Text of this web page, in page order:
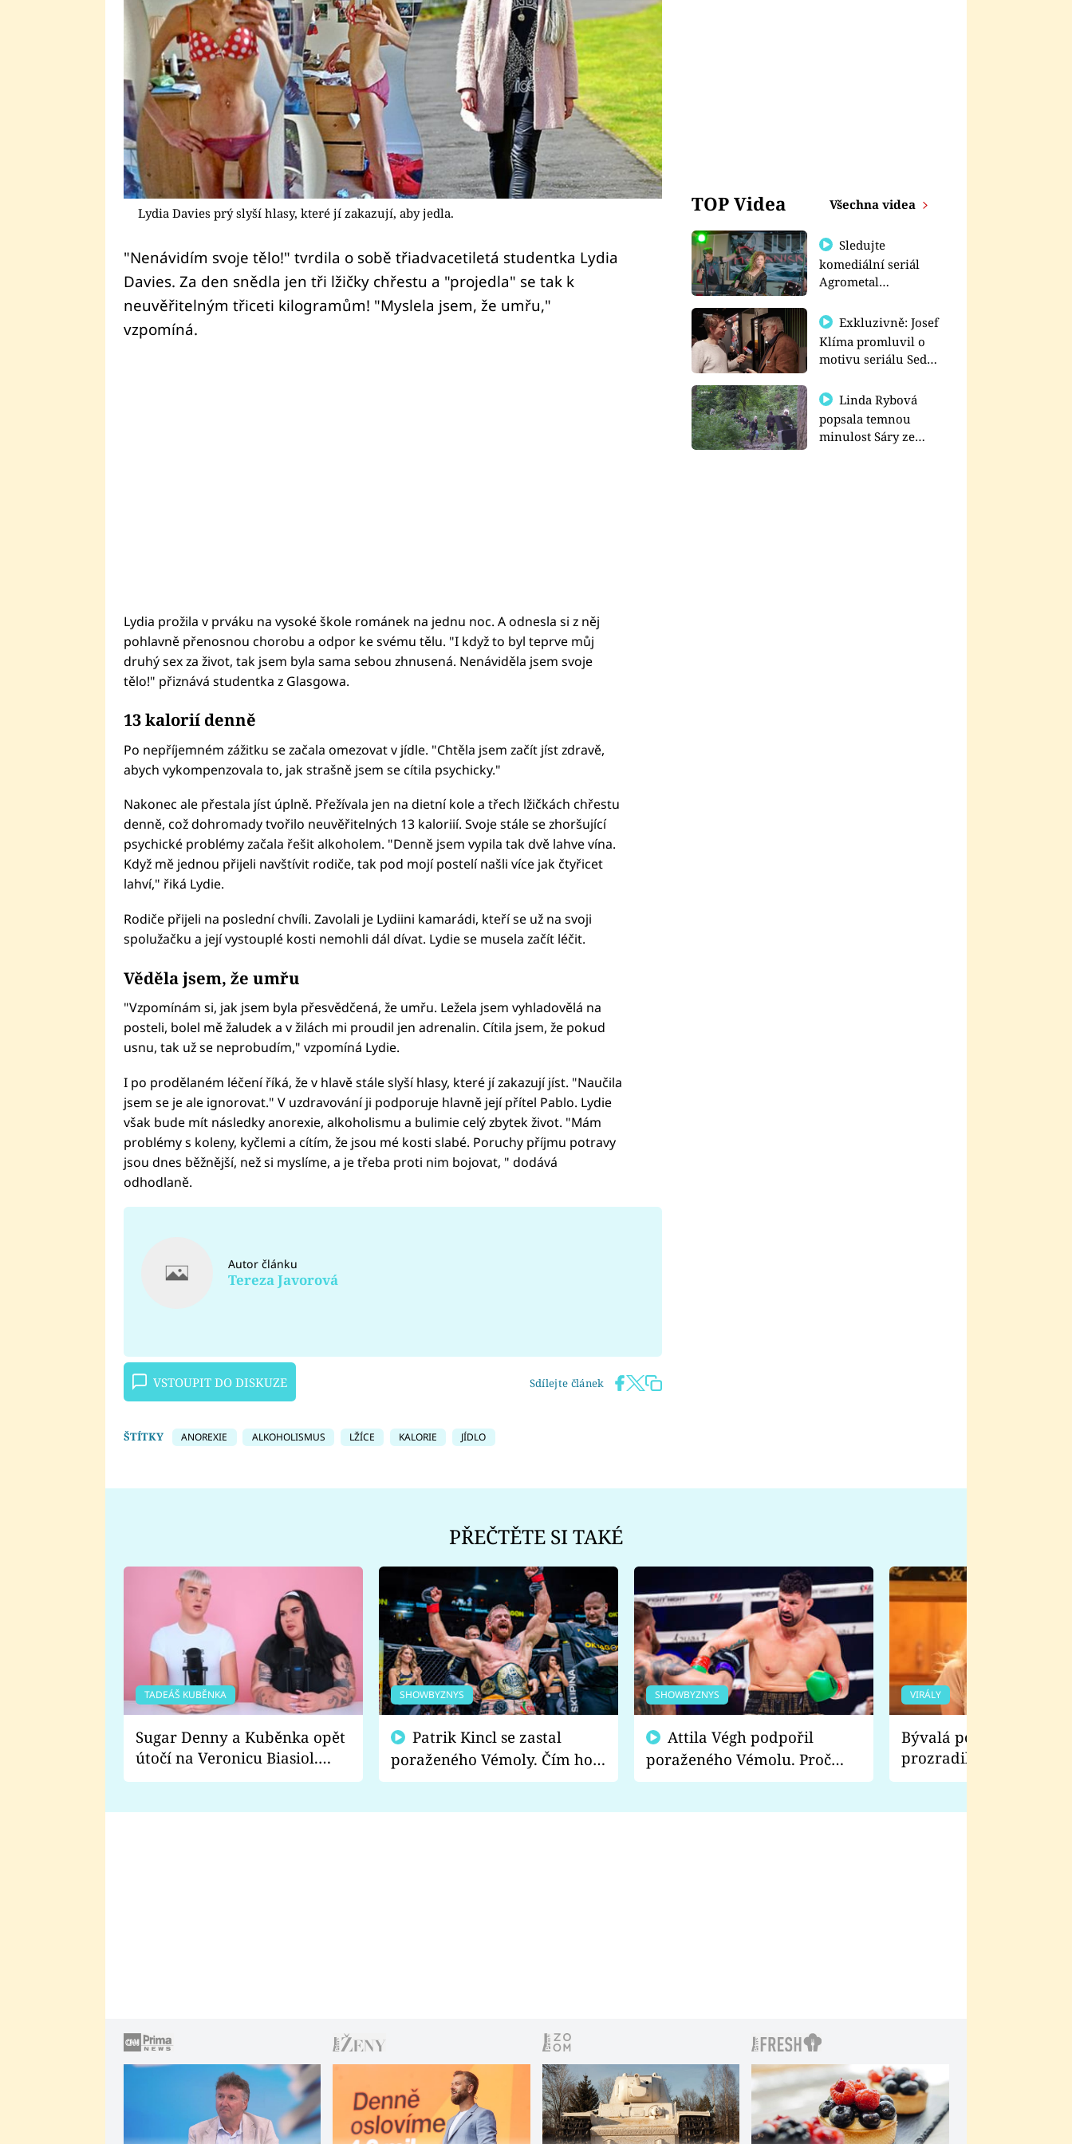
Lydia Davies prý slyší hlasy, které jí zakazují, aby jedla.
"Nenávidím svoje tělo!" tvrdila o sobě třiadvacetiletá studentka Lydia
Davies. Za den snědla jen tři lžičky chřestu a "projedla" se tak k
neuvěřitelným třiceti kilogramům! "Myslela jsem, že umřu,"
vzpomíná.
Lydia prožila v prváku na vysoké škole románek na jednu noc. A odnesla si z něj
pohlavně přenosnou chorobu a odpor ke svému tělu. "I když to byl teprve můj
druhý sex za život, tak jsem byla sama sebou zhnusená. Nenáviděla jsem svoje
tělo!" přiznává studentka z Glasgowa.
13 kalorií denně
Po nepříjemném zážitku se začala omezovat v jídle. "Chtěla jsem začít jíst zdravě,
abych vykompenzovala to, jak strašně jsem se cítila psychicky."
Nakonec ale přestala jíst úplně. Přežívala jen na dietní kole a třech lžičkách chřestu
denně, což dohromady tvořilo neuvěřitelných 13 kaloriií. Svoje stále se zhoršující
psychické problémy začala řešit alkoholem. "Denně jsem vypila tak dvě lahve vína.
Když mě jednou přijeli navštívit rodiče, tak pod mojí postelí našli více jak čtyřicet
lahví," řiká Lydie.
Rodiče přijeli na poslední chvíli. Zavolali je Lydiini kamarádi, kteří se už na svoji
spolužačku a její vystouplé kosti nemohli dál dívat. Lydie se musela začít léčit.
Věděla jsem, že umřu
"Vzpomínám si, jak jsem byla přesvědčená, že umřu. Ležela jsem vyhladovělá na
posteli, bolel mě žaludek a v žilách mi proudil jen adrenalin. Cítila jsem, že pokud
usnu, tak už se neprobudím," vzpomíná Lydie.
I po prodělaném léčení říká, že v hlavě stále slyší hlasy, které jí zakazují jíst. "Naučila
jsem se je ale ignorovat." V uzdravování ji podporuje hlavně její přítel Pablo. Lydie
však bude mít následky anorexie, alkoholismu a bulimie celý zbytek život. "Mám
problémy s koleny, kyčlemi a cítím, že jsou mé kosti slabé. Poruchy příjmu potravy
jsou dnes běžnější, než si myslíme, a je třeba proti nim bojovat, " dodává
odhodlaně.
Autor článku
Tereza Javorová
VSTOUPIT DO DISKUZE Sdílejte článek
ŠTÍTKY ANOREXIE ALKOHOLISMUS LŽÍCE KALORIE JÍDLO
TOP Videa Všechna videa
Sledujte
komediální seriál
Agrometal
prima+
Exkluzivně: Josef
Klíma promluvil o
motivu seriálu Sedm
Linda Rybová
popsala temnou
minulost Sáry ze
PŘEČTĚTE SI TAKÉ
TADEÁŠ KUBĚNKA
Sugar Denny a Kuběnka opět
útočí na Veronicu Biasiol.
Proč je podle nich falešná a
SHOWBYZNYS
poraženého Vémoly. Čím ho
fanoušci naštvali?
SHOWBYZNYS
poraženého Vémolu. Proč
chce raději zápasit s ním než
VIRÁLY
Bývalá pornoherečka
prozradila, co ji
natáčení Euforie.